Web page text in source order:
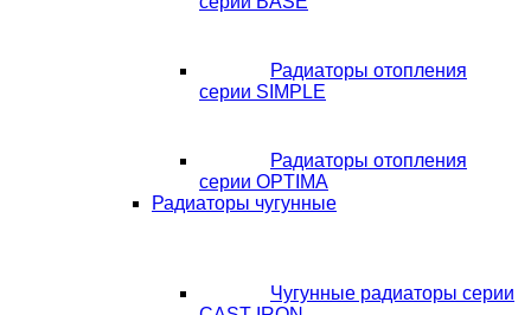
Радиаторы отопления
серии SIMPLE
Радиаторы отопления
серии OPTIMA
Радиаторы чугунные
Чугунные радиаторы серии